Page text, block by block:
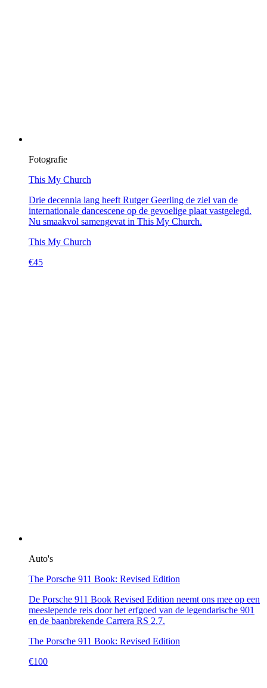
Fotografie
This My Church
Drie decennia lang heeft Rutger Geerling de ziel van de
internationale dancescene op de gevoelige plaat vastgelegd.
Nu smaakvol samengevat in This My Church.
This My Church
€45
Auto's
The Porsche 911 Book: Revised Edition
De Porsche 911 Book Revised Edition neemt ons mee op een
meeslepende reis door het erfgoed van de legendarische 901
en de baanbrekende Carrera RS 2.7.
The Porsche 911 Book: Revised Edition
€100